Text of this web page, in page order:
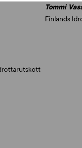
Tommi
Finlands